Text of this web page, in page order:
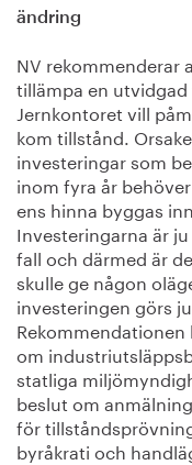
ändring
NV rekommenderar
tillämpa en utvidgad
Jernkontoret vill
kom tillstånd.
investeringar som
inom fyra år
ens hinna byggas
Investeringarna är
fall och därmed är
skulle ge någon
investeringen görs
om
statliga
beslut om
för
byråkrati och